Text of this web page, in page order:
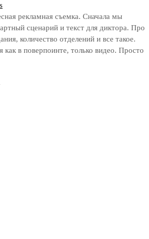
рекламная съемка. Сначала мы
сценарий и текст для диктора. Про
количество отделений и все такое.
как в поверпоинте, только видео. Просто